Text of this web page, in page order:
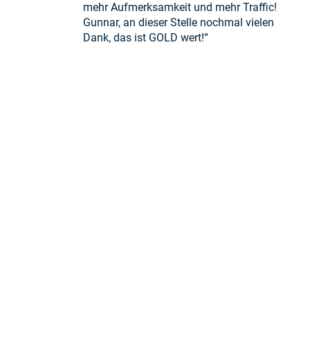
mehr Aufmerksamkeit und mehr Traffic!
Gunnar, an dieser Stelle nochmal vielen
Dank, das ist GOLD wert!“